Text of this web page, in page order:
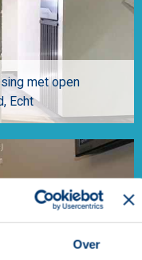
Over
met open
Echt